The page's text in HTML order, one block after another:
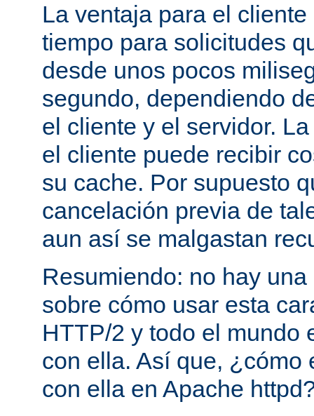
La ventaja para el
tiempo para solicitudes
desde unos pocos
segundo, dependiendo
el cliente y el servidor.
el cliente puede recibir
su cache. Por supuesto
cancelación previa de
aun así se malgastan
Resumiendo: no hay
sobre cómo usar esta
HTTP/2 y todo el mundo
con ella. Así que, ¿cómo
con ella en Apache